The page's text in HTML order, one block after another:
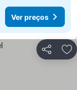
Ver preços
Partilhar